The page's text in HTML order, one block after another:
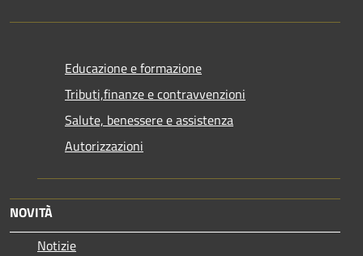
Educazione e formazione
Tributi,finanze e contravvenzioni
Salute, benessere e assistenza
Autorizzazioni
NOVITÀ
Notizie